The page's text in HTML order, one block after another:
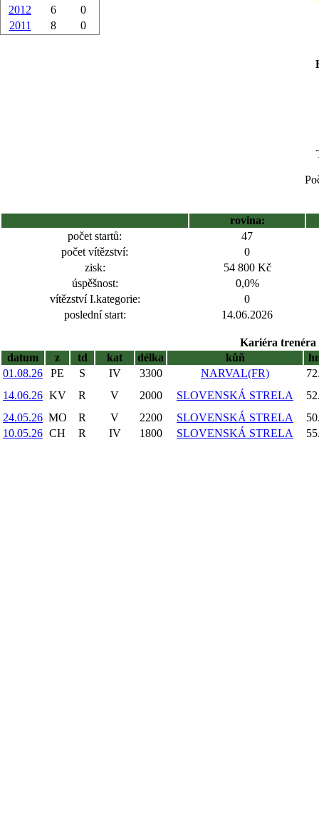
2012
6
0
2011
8 0
rovina:
počet startů:
47
počet vítězství:
0
zisk:
54 800 Kč
úspěšnost:
0,0%
vítězství I.kategorie:
0
poslední start:
14.06.2026
Kariéra trenéra
datum
z td kat délka kůň
01.08.26
PE S IV 3300 NARVAL(FR)
14.06.26 KV R V 2000 SLOVENSKÁ STRELA
24.05.26 MO R V 2200 SLOVENSKÁ STRELA
10.05.26 CH R IV 1800 SLOVENSKÁ STRELA